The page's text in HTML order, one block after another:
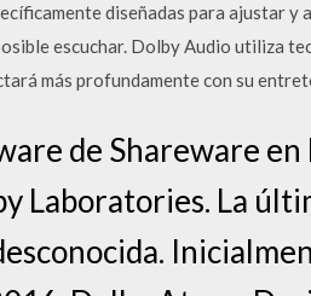
diseñadas para ajustar y
escuchar. Dolby Audio utiliza
más profundamente con su
de Shareware
Laboratories. La